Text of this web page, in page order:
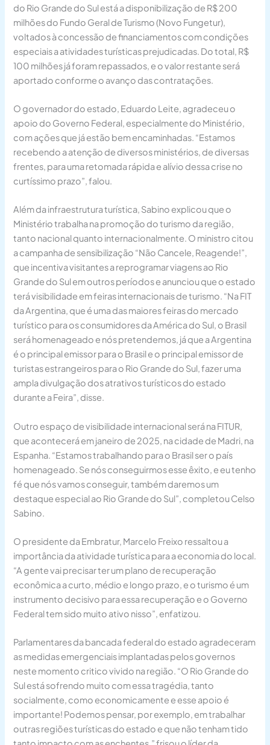
do Rio Grande do Sul está a disponibilização de R$ 200
milhões do Fundo Geral de Turismo (Novo Fungetur),
voltados à concessão de financiamentos com condições
especiais a atividades turísticas prejudicadas. Do total, R$
100 milhões já foram repassados, e o valor restante será
aportado conforme o avanço das contratações.
O governador do estado, Eduardo Leite, agradeceu o
apoio do Governo Federal, especialmente do Ministério,
com ações que já estão bem encaminhadas. “Estamos
recebendo a atenção de diversos ministérios, de diversas
frentes, para uma retomada rápida e alívio dessa crise no
curtíssimo prazo”, falou.
Além da infraestrutura turística, Sabino explicou que o
Ministério trabalha na promoção do turismo da região,
tanto nacional quanto internacionalmente. O ministro citou
a campanha de sensibilização “Não Cancele, Reagende!”,
que incentiva visitantes a reprogramar viagens ao Rio
Grande do Sul em outros períodos e anunciou que o estado
terá visibilidade em feiras internacionais de turismo. “Na FIT
da Argentina, que é uma das maiores feiras do mercado
turístico para os consumidores da América do Sul, o Brasil
será homenageado e nós pretendemos, já que a Argentina
é o principal emissor para o Brasil e o principal emissor de
turistas estrangeiros para o Rio Grande do Sul, fazer uma
ampla divulgação dos atrativos turísticos do estado
durante a Feira”, disse.
Outro espaço de visibilidade internacional será na FITUR,
que acontecerá em janeiro de 2025, na cidade de Madri, na
Espanha. “Estamos trabalhando para o Brasil ser o país
homenageado. Se nós conseguirmos esse êxito, e eu tenho
fé que nós vamos conseguir, também daremos um
destaque especial ao Rio Grande do Sul”, completou Celso
Sabino.
O presidente da Embratur, Marcelo Freixo ressaltou a
importância da atividade turística para a economia do local.
“A gente vai precisar ter um plano de recuperação
econômica a curto, médio e longo prazo, e o turismo é um
instrumento decisivo para essa recuperação e o Governo
Federal tem sido muito ativo nisso”, enfatizou.
Parlamentares da bancada federal do estado agradeceram
as medidas emergenciais implantadas pelos governos
neste momento critico vivido na região. “O Rio Grande do
Sul está sofrendo muito com essa tragédia, tanto
socialmente, como economicamente e esse apoio é
importante! Podemos pensar, por exemplo, em trabalhar
outras regiões turísticas do estado e que não tenham tido